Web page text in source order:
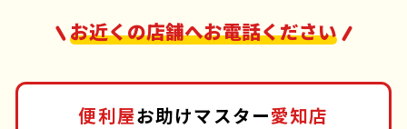
お近くの店舗へお電話ください
便利屋お助けマスター愛知店